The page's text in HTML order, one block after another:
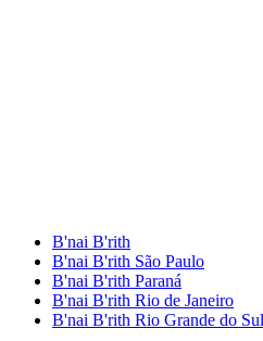
B'nai B'rith
B'nai B'rith São Paulo
B'nai B'rith Paraná
B'nai B'rith Rio de Janeiro
B'nai B'rith Rio Grande do Sul